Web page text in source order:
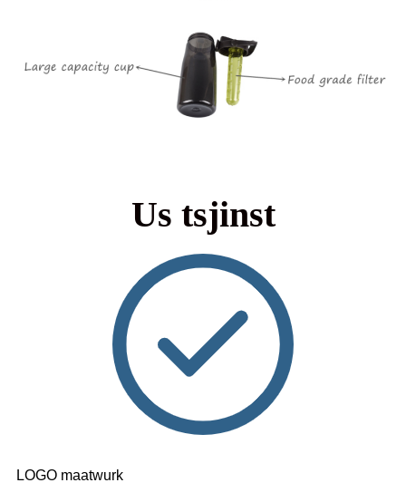
Us tsjinst
LOGO maatwurk